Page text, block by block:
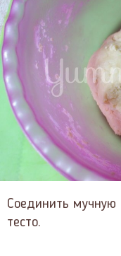
Соединить мучную
тесто.